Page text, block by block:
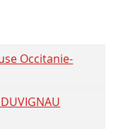
Occitanie-